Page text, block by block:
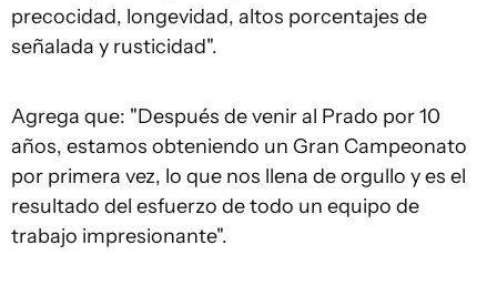
precocidad, longevidad, altos porcentajes de
señalada y rusticidad".
Agrega que: "Después de venir al Prado por 10
años, estamos obteniendo un Gran Campeonato
por primera vez, lo que nos llena de orgullo y es el
resultado del esfuerzo de todo un equipo de
trabajo impresionante".